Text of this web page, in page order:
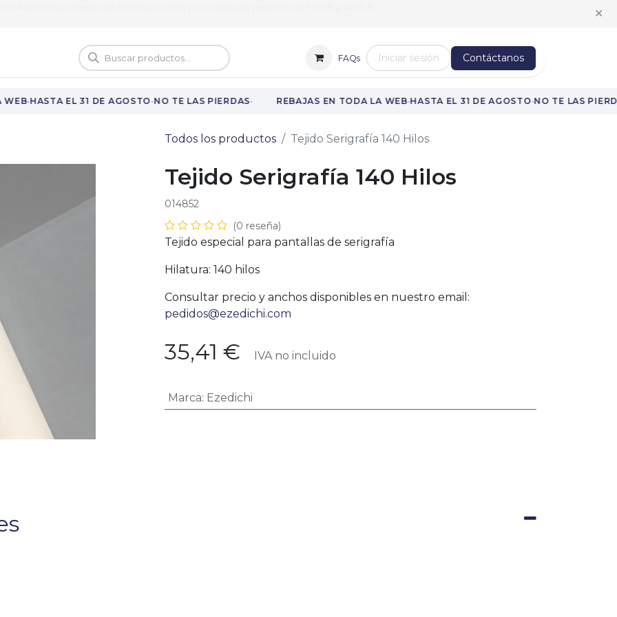
✕
Vuelta al cole FAQs Iniciar sesión Contáctanos
·HASTA EL 31 DE AGOSTO·NO TE LAS PIERDAS· REBAJAS EN TODA LA WEB·HASTA EL 31 DE AGOSTO·NO TE LAS
Todos los productos Tejido Serigrafía 140 Hilos
Tejido Serigrafía 140 Hilos
014852
(0 reseña)
Tejido especial para pantallas de serigrafía
Hilatura: 140 hilos
Consultar precio y anchos disponibles en nuestro email:
pedidos@ezedichi.com
35,41 € IVA no incluido
Marca: Ezedichi